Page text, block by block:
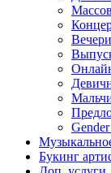
Букинг